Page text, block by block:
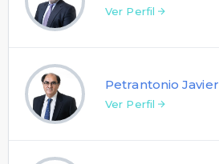
Ver Perfil
Petrantonio Javier
Ver Perfil